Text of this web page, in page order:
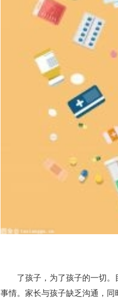
了孩子，为了孩子的一切
事情。家长与孩子缺乏沟通，